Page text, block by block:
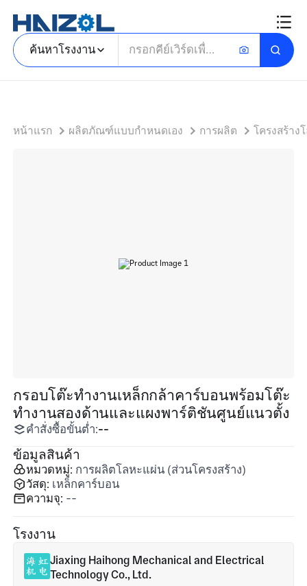
ค้นหาโรงงาน
หน้าแรก ผลิตภัณฑ์แบบกำหนดเอง การผลิต โครงสร้าง
กรอบโต๊ะทำงานเหล็กกล้าคาร์บอนพร้อมโต๊ะ
ทำงานสองด้านและแผงพาร์ติชันศูนย์แนวตั้ง
คำสั่งซื้อขั้นต่ำ:--
ข้อมูลสินค้า
หมวดหมู่: การผลิตโลหะแผ่น (ส่วนโครงสร้าง)
วัสดุ: เหล็กคาร์บอน
ความจุ: --
โรงงาน
Jiaxing Haihong Mechanical and Electrical
Technology Co., Ltd.